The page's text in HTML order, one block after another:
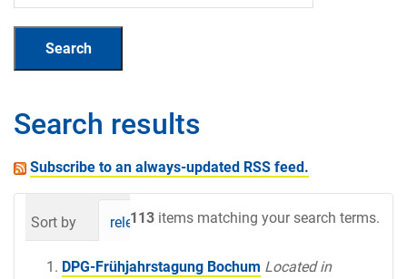
Search results
Subscribe to an always-updated RSS feed.
113 items matching your search terms.
Sort by relevance date (newest first)
DPG-Frühjahrstagung Bochum Located in